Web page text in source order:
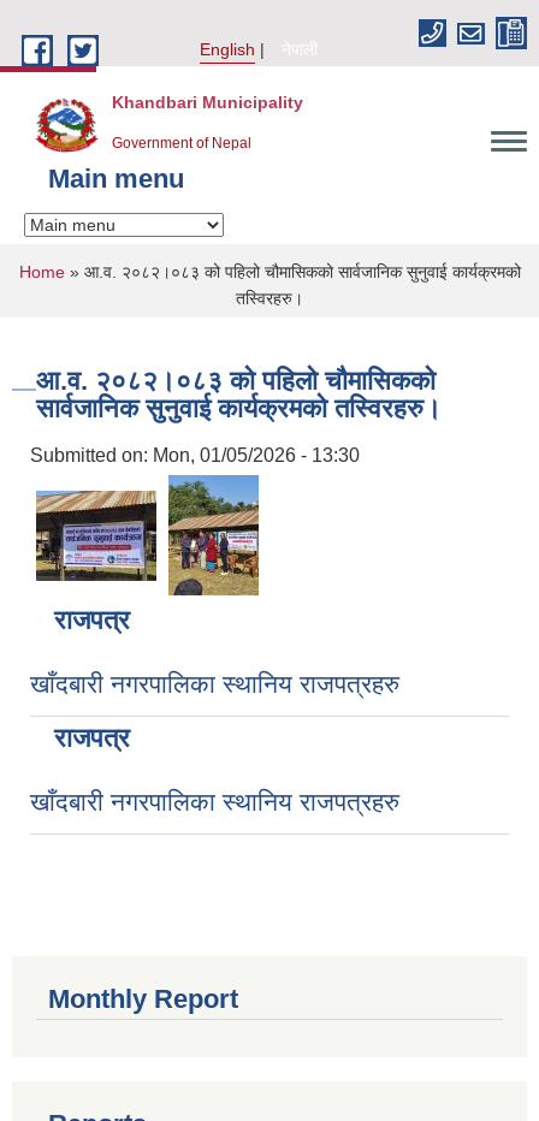
English
नेपाली
Khandbari Municipality
Government of Nepal
Main menu
You are here
Home» आ.व. २०८२।०८३ को पहिलो चौमासिकको सार्वजानिक सुनुवाई कार्यक्रमको
तस्विरहरु।
आ.व. २०८२।०८३ को पहिलो चौमासिकको
सार्वजानिक सुनुवाई कार्यक्रमको तस्विरहरु।
Submitted on: Mon, 01/05/2026 - 13:30
राजपत्र
खाँदबारी नगरपालिका स्थानिय राजपत्रहरु
राजपत्र
खाँदबारी नगरपालिका स्थानिय राजपत्रहरु
Monthly Report